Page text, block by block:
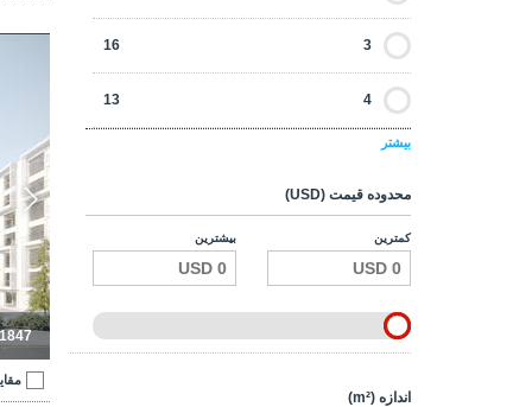
3
16
4
13
بیشتر
محدوده قیمت (USD)
کمترین بیشترین
اندازه (m²)